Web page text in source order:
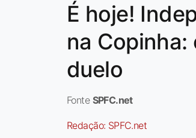
É hoje!
na
duelo
Fonte SPFC.net
Redação: SPFC.net